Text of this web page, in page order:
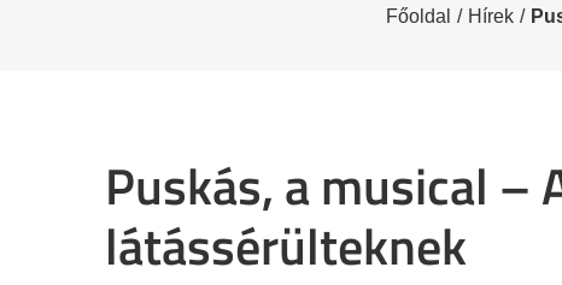
Főoldal / Hírek /
Puskás, a musical –
látássérülteknek